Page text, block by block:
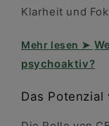
Klarheit und
psychoaktiv?
Das Potenzial